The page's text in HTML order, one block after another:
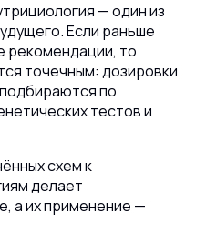
— один из
Если раньше
рекомендации, то
точечным: дозировки
по
тестов и
схем к
делает
а их применение —